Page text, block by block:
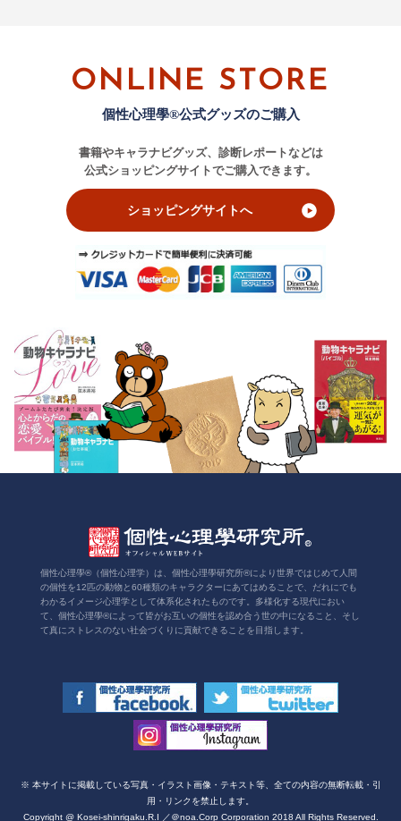
ONLINE STORE
個性心理學®公式グッズのご購入
書籍やキャラナビグッズ、診断レポートなどは
公式ショッピングサイトでご購入できます。
ショッピングサイトへ
個性心理學®（個性心理学）は、個性心理學研究所®により世界ではじめて人間
の個性を12匹の動物と60種類のキャラクターにあてはめることで、だれにでも
わかるイメージ心理学として体系化されたものです。多様化する現代におい
て、個性心理學®によって皆がお互いの個性を認め合う世の中になること、そし
て真にストレスのない社会づくりに貢献できることを目指します。
※ 本サイトに掲載している写真・イラスト画像・テキスト等、全ての内容の無断転載・引
用・リンクを禁止します。
Copyright @ Kosei-shinrigaku.R.I ／＠noa.Corp Corporation 2018 All Rights Reserved.